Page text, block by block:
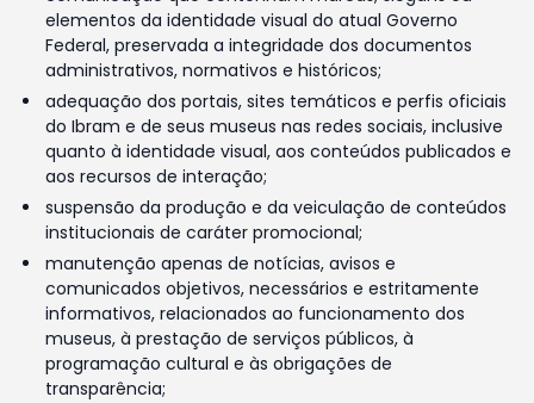
elementos da identidade visual do atual Governo
Federal, preservada a integridade dos documentos
administrativos, normativos e históricos;
adequação dos portais, sites temáticos e perfis oficiais
do Ibram e de seus museus nas redes sociais, inclusive
quanto à identidade visual, aos conteúdos publicados e
aos recursos de interação;
suspensão da produção e da veiculação de conteúdos
institucionais de caráter promocional;
manutenção apenas de notícias, avisos e
comunicados objetivos, necessários e estritamente
informativos, relacionados ao funcionamento dos
museus, à prestação de serviços públicos, à
programação cultural e às obrigações de
transparência;